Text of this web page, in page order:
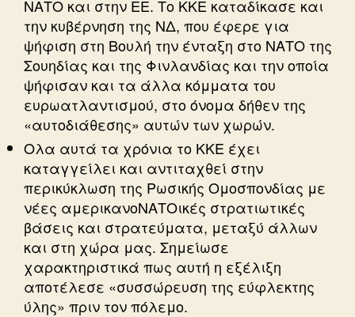
ΝΑΤΟ και στην ΕΕ. Το ΚΚΕ καταδίκασε και
την κυβέρνηση της ΝΔ, που έφερε για
ψήφιση στη Βουλή την ένταξη στο ΝΑΤΟ της
Σουηδίας και της Φινλανδίας και την οποία
ψήφισαν και τα άλλα κόμματα του
ευρωατλαντισμού, στο όνομα δήθεν της
«αυτοδιάθεσης» αυτών των χωρών.
Ολα αυτά τα χρόνια το ΚΚΕ έχει
καταγγείλει και αντιταχθεί στην
περικύκλωση της Ρωσικής Ομοσπονδίας με
νέες αμερικανοΝΑΤΟικές στρατιωτικές
βάσεις και στρατεύματα, μεταξύ άλλων
και στη χώρα μας. Σημείωσε
χαρακτηριστικά πως αυτή η εξέλιξη
αποτέλεσε «συσσώρευση της εύφλεκτης
ύλης» πριν τον πόλεμο.